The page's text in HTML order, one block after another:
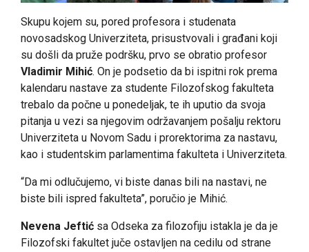
Skupu kojem su, pored profesora i studenata
novosadskog Univerziteta, prisustvovali i građani koji
su došli da pruže podršku, prvo se obratio profesor
Vladimir Mihić. On je podsetio da bi ispitni rok prema
kalendaru nastave za studente Filozofskog fakulteta
trebalo da počne u ponedeljak, te ih uputio da svoja
pitanja u vezi sa njegovim održavanjem pošalju rektoru
Univerziteta u Novom Sadu i prorektorima za nastavu,
kao i studentskim parlamentima fakulteta i Univerziteta.
“Da mi odlučujemo, vi biste danas bili na nastavi, ne
biste bili ispred fakulteta”, poručio je Mihić.
Nevena Jeftić sa Odseka za filozofiju istakla je da je
Filozofski fakultet juče ostavljen na cedilu od strane